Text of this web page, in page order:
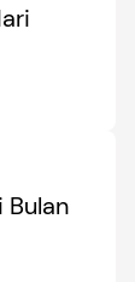
Bulan